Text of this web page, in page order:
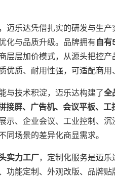
迈乐达凭借扎实的研发与生产
化与品质升级。品牌拥有自
层层加价模式，从源头把控
优质、耐用性强，可适配商用
与技术积淀，迈乐达构建了全
接屏、广告机、会议平板、
示、企业会议、工业控制、
同场景的差异化商显需求。
实力工厂，定制化服务是迈
功能定制、外观改版、品牌